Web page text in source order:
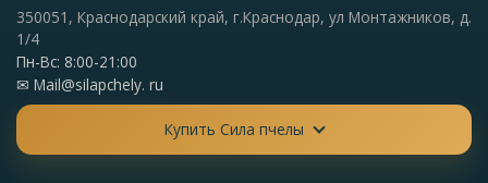
350051, Краснодарский край, г.Краснодар, ул Монтажников, д.
1/4
Пн-Вс: 8:00-21:00
✉ Mail@silapchely. ru
Купить Сила пчелы